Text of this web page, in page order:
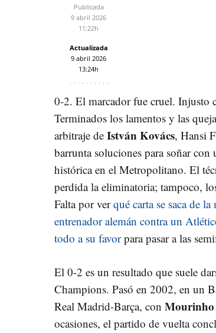
Publicada
9 abril 2026
11:22h
Actualizada
9 abril 2026
13:24h
0-2. El marcador fue cruel. Injusto
Terminados los lamentos y las
arbitraje de István Kovács, Hansi
barrunta soluciones para soñar con
histórica en el Metropolitano. El
perdida la eliminatoria; tampoco,
Falta por verqué carta se saca de la
entrenador alemán contra un
todo a su favorpara pasar a las
El 0-2 es un resultado que suele
Champions. Pasó en 2002, en un
Real Madrid-Barça, con
ocasiones, el partido de vuelta